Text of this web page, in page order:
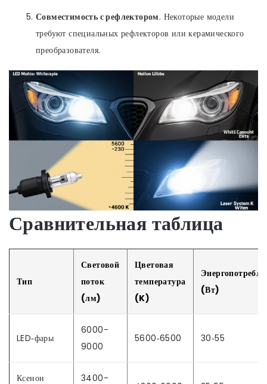
Совместимость с рефлектором. Некоторые модели
требуют специальных рефлекторов или керамического
преобразователя.
Сравнительная таблица
Тип
Световой
поток
(лм)
Цветовая
температура
(K)
(Вт)
LED‑фары
6000-
9000
5600‑6500 30‑55
Ксенон 3400-